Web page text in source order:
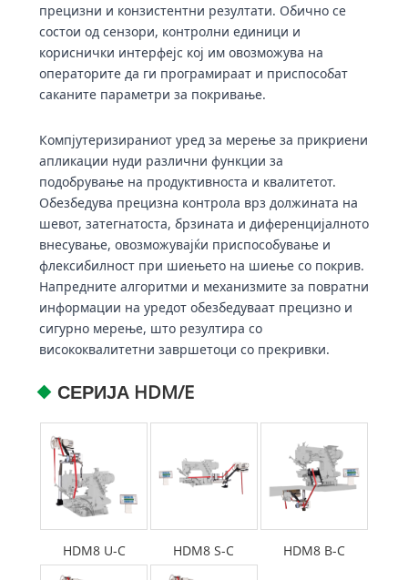
прецизни и конзистентни резултати. Обично се
состои од сензори, контролни единици и
кориснички интерфејс кој им овозможува на
операторите да ги програмираат и приспособат
саканите параметри за покривање.
Компјутеризираниот уред за мерење за прикриени
апликации нуди различни функции за
подобрување на продуктивноста и квалитетот.
Обезбедува прецизна контрола врз должината на
шевот, затегнатоста, брзината и диференцијалното
внесување, овозможувајќи приспособување и
флексибилност при шиењето на шиење со покрив.
Напредните алгоритми и механизмите за повратни
информации на уредот обезбедуваат прецизно и
сигурно мерење, што резултира со
висококвалитетни завршетоци со прекривки.
СЕРИЈА HDM/E
HDM8 U-C HDM8 S-C HDM8 B-C